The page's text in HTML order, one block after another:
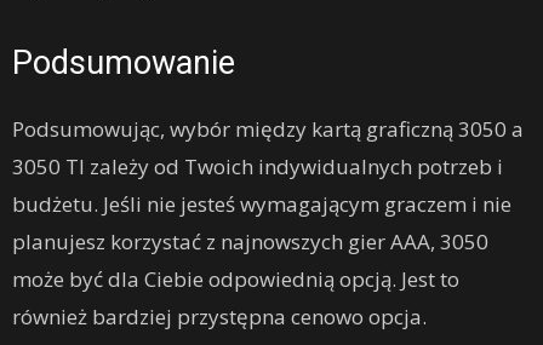
Podsumowanie
Podsumowując, wybór między kartą graficzną 3050 a
3050 TI zależy od Twoich indywidualnych potrzeb i
budżetu. Jeśli nie jesteś wymagającym graczem i nie
planujesz korzystać z najnowszych gier AAA, 3050
może być dla Ciebie odpowiednią opcją. Jest to
również bardziej przystępna cenowo opcja.